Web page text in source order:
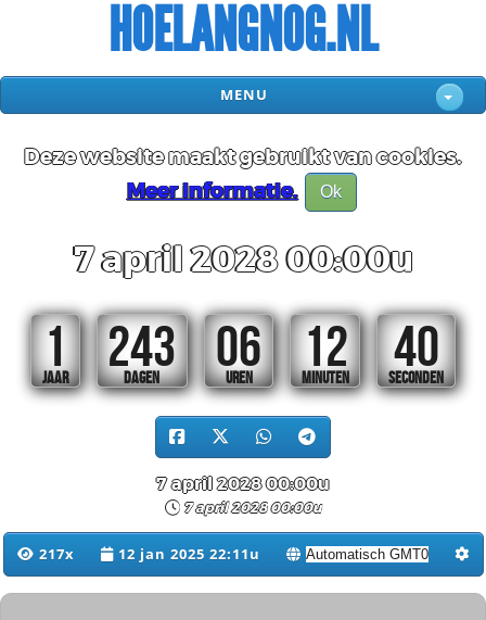
HOELANGNOG.NL
MENU
Deze website maakt gebruikt van cookies.
Meer informatie.
Ok
7 april 2028 00:00u
1
JAAR
243
DAGEN
06
UREN
12
MINUTEN
40
SECONDEN
7 april 2028 00:00u
7 april 2028 00:00u
217x 12 jan 2025 22:11u